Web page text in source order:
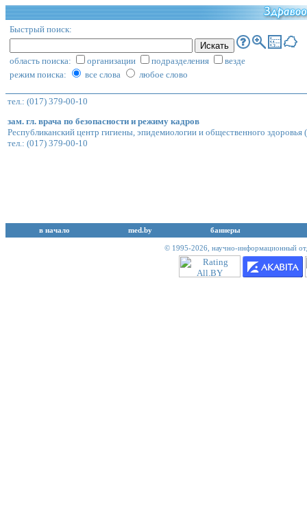
Быстрый поиск:
область поиска: организации подразделения
везде
режим поиска:
все слова любое слово
тел.: (017) 379-00-10
зам. гл. врача по безопасности и режиму кадров
Республиканский центр гигиены, эпидемиологии и общественного здоровья
тел.: (017) 379-00-10
в начало med.by баннеры
© 1995-2026, научно-информационный